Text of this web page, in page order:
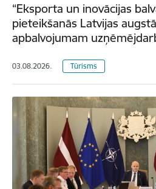
“Eksporta un inovācijas
pieteikšanās Latvijas
apbalvojumam
03.08.2026. Tūrisms